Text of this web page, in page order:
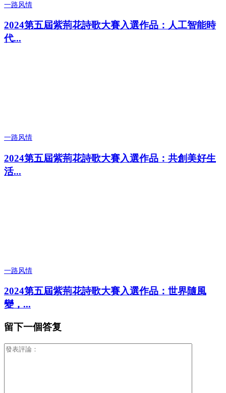
一路风情
2024第五屆紫荊花詩歌大賽入選作品：人工智能時
代...
一路风情
2024第五屆紫荊花詩歌大賽入選作品：共創美好生
活...
一路风情
2024第五屆紫荊花詩歌大賽入選作品：世界隨風
變，...
留下一個答复